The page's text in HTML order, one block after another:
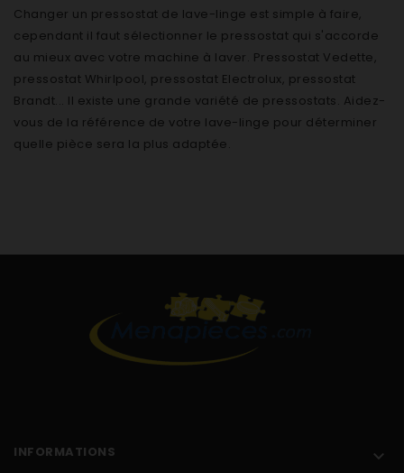
Changer un pressostat de lave-linge est simple à faire,
cependant il faut sélectionner le pressostat qui s'accorde
au mieux avec votre machine à laver. Pressostat Vedette,
pressostat Whirlpool, pressostat Electrolux, pressostat
Brandt... Il existe une grande variété de pressostats. Aidez-
vous de la référence de votre lave-linge pour déterminer
quelle pièce sera la plus adaptée.
INFORMATIONS 